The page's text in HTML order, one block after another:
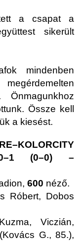
a csapat a
sikerült
mindenben
Össze kell
a kiesést.
0–1 (0–0) –
600 néző.
Róbert, Dobos
Viczián,
G., 85.),